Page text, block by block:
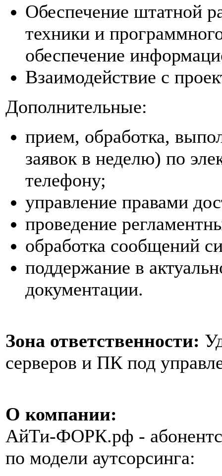
Обеспечение штатной
техники и
обеспечение
Взаимодействие с
Дополнительные:
прием, обработка,
заявок в неделю) по
телефону;
управление правами
проведение
обработка сообщений
поддержание в
документации.
Зона ответственности:
серверов и ПК под
О компании:
АйТи-ФОРК.рф -
по модели аутсорсинга: